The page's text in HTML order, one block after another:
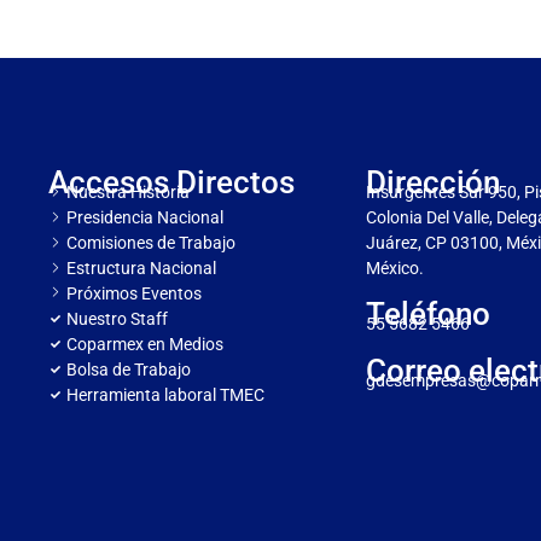
Accesos Directos
Nuestra Historia
Presidencia Nacional
Comisiones de Trabajo
Estructura Nacional
Próximos Eventos
Nuestro Staff
Coparmex en Medios
Bolsa de Trabajo
Herramienta laboral TMEC
Dirección
Insurgentes Sur 950,
Colonia Del Valle,
Juárez, CP 03100,
México.
Teléfono
55 5682 5466
Correo